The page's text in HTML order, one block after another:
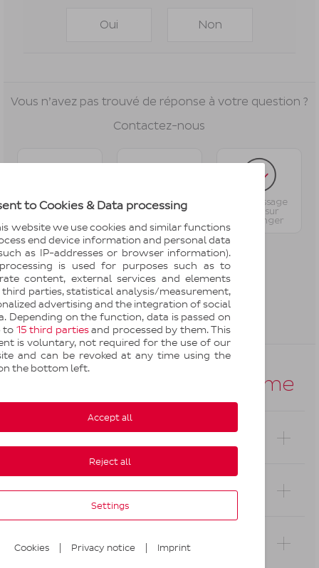
to Cookies & Data processing
website we use cookies and similar functions
end device information and personal data
as IP-addresses or browser information).
is used for purposes such as to
content, external services and elements
parties, statistical analysis/measurement,
advertising and the integration of social
Depending on the function, data is passed on
to 15 third partiesand processed by them. This
is voluntary, not required for the use of our
and can be revoked at any time using the
the bottom left.
Accept all
Reject all
Settings
Cookies | Privacy notice | Imprint
Oui Non
Vous n’avez pas trouvé de réponse à votre question ?
Contactez-nous
Par téléphone
Par e-mail
Par message
privé sur
Messenger
Par message
privé sur
WhatsApp
Par message
privé sur X
(Twitter)
Questions du même thème
Comment contacter le Service Clients DPD
France ?
Quand mon colis sera-t-il livré ?
« colis livré » alors que je n’ai rien reçu ?